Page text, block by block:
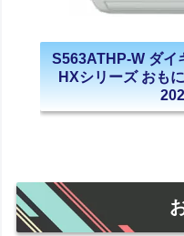
S563ATHP-W ダイ
HXシリーズ おも